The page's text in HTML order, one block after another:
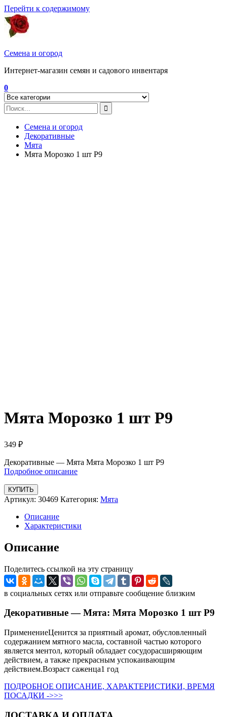
Перейти к содержимому
Семена и огород
Интернет-магазин семян и садового инвентаря
0
Семена и огород
Декоративные
Мята
Мята Морозко 1 шт Р9
Мята Морозко 1 шт Р9
349 ₽
Декоративные — Мята Мята Морозко 1 шт Р9
Подробное описание
КУПИТЬ
Артикул: 30469 Категория: Мята
Описание
Характеристики
Описание
Поделитесь ссылкой на эту страницу
в социальных сетях или отправьте сообщение близким
Декоративные — Мята: Мята Морозко 1 шт Р9
ПрименениеЦенится за приятный аромат, обусловленный
содержанием мятного масла, составной частью которого
является ментол, который обладает сосудорасширяющим
действием, а также прекрасным успокаивающим
действием.Возраст саженца1 год
ПОДРОБНОЕ ОПИСАНИЕ, ХАРАКТЕРИСТИКИ, ВРЕМЯ
ПОСАДКИ ->>>